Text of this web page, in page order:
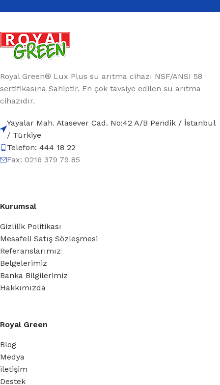
Royal Green® Lux Plus su arıtma cihazı NSF/ANSI 58
sertifikasına Sahiptir. En çok tavsiye edilen su arıtma
cihazıdır.
Yayalar Mah. Atasever Cad. No:42 A/B Pendik / İstanbul
/ Türkiye
Telefon: 444 18 22
Fax: 0216 379 79 85
Kurumsal
Gizlilik Politikası
Mesafeli Satış Sözleşmesi
Referanslarımız
Belgelerimiz
Banka Bilgilerimiz
Hakkımızda
Royal Green
Blog
Medya
iletişim
Destek